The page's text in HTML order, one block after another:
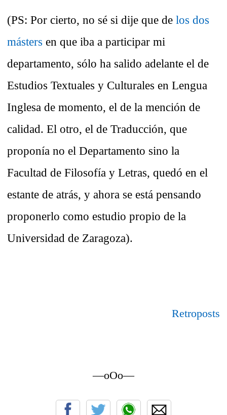
(PS: Por cierto, no sé si dije que de los dos
másters en que iba a participar mi
departamento, sólo ha salido adelante el de
Estudios Textuales y Culturales en Lengua
Inglesa de momento, el de la mención de
calidad. El otro, el de Traducción, que
proponía no el Departamento sino la
Facultad de Filosofía y Letras, quedó en el
estante de atrás, y ahora se está pensando
proponerlo como estudio propio de la
Universidad de Zaragoza).
Retroposts
—oOo—